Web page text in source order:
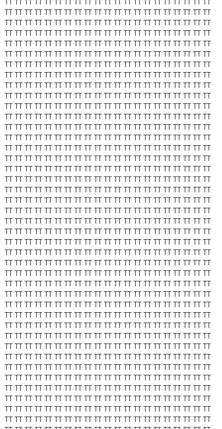
TT TT TT TT TT TT TT TT TT TT TT TT TT TT TT TT TT TT TT TT TT
TT TT TT TT TT TT TT TT TT TT TT TT TT TT TT TT TT TT TT TT TT
TT TT TT TT TT TT TT TT TT TT TT TT TT TT TT TT TT TT TT TT TT
TT TT TT TT TT TT TT TT TT TT TT TT TT TT TT TT TT TT TT TT TT
TT TT TT TT TT TT TT TT TT TT TT TT TT TT TT TT TT TT TT TT TT
TT TT TT TT TT TT TT TT TT TT TT TT TT TT TT TT TT TT TT TT TT
TT TT TT TT TT TT TT TT TT TT TT TT TT TT TT TT TT TT TT TT TT
TT TT TT TT TT TT TT TT TT TT TT TT TT TT TT TT TT TT TT TT TT
TT TT TT TT TT TT TT TT TT TT TT TT TT TT TT TT TT TT TT TT TT
TT TT TT TT TT TT TT TT TT TT TT TT TT TT TT TT TT TT TT TT TT
TT TT TT TT TT TT TT TT TT TT TT TT TT TT TT TT TT TT TT TT TT
TT TT TT TT TT TT TT TT TT TT TT TT TT TT TT TT TT TT TT TT TT
TT TT TT TT TT TT TT TT TT TT TT TT TT TT TT TT TT TT TT TT TT
TT TT TT TT TT TT TT TT TT TT TT TT TT TT TT TT TT TT TT TT TT
TT TT TT TT TT TT TT TT TT TT TT TT TT TT TT TT TT TT TT TT TT
TT TT TT TT TT TT TT TT TT TT TT TT TT TT TT TT TT TT TT TT TT
TT TT TT TT TT TT TT TT TT TT TT TT TT TT TT TT TT TT TT TT TT
TT TT TT TT TT TT TT TT TT TT TT TT TT TT TT TT TT TT TT TT TT
TT TT TT TT TT TT TT TT TT TT TT TT TT TT TT TT TT TT TT TT TT
TT TT TT TT TT TT TT TT TT TT TT TT TT TT TT TT TT TT TT TT TT
TT TT TT TT TT TT TT TT TT TT TT TT TT TT TT TT TT TT TT TT TT
TT TT TT TT TT TT TT TT TT TT TT TT TT TT TT TT TT TT TT TT TT
TT TT TT TT TT TT TT TT TT TT TT TT TT TT TT TT TT TT TT TT TT
TT TT TT TT TT TT TT TT TT TT TT TT TT TT TT TT TT TT TT TT TT
TT TT TT TT TT TT TT TT TT TT TT TT TT TT TT TT TT TT TT TT TT
TT TT TT TT TT TT TT TT TT TT TT TT TT TT TT TT TT TT TT TT TT
TT TT TT TT TT TT TT TT TT TT TT TT TT TT TT TT TT TT TT TT TT
TT TT TT TT TT TT TT TT TT TT TT TT TT TT TT TT TT TT TT TT TT
TT TT TT TT TT TT TT TT TT TT TT TT TT TT TT TT TT TT TT TT TT
TT TT TT TT TT TT TT TT TT TT TT TT TT TT TT TT TT TT TT TT TT
TT TT TT TT TT TT TT TT TT TT TT TT TT TT TT TT TT TT TT TT TT
TT TT TT TT TT TT TT TT TT TT TT TT TT TT TT TT TT TT TT TT TT
TT TT TT TT TT TT TT TT TT TT TT TT TT TT TT TT TT TT TT TT TT
TT TT TT TT TT TT TT TT TT TT TT TT TT TT TT TT TT TT TT TT TT
TT TT TT TT TT TT TT TT TT TT TT TT TT TT TT TT TT TT TT TT TT
TT TT TT TT TT TT TT TT TT TT TT TT TT TT TT TT TT TT TT TT TT
TT TT TT TT TT TT TT TT TT TT TT TT TT TT TT TT TT TT TT TT TT
TT TT TT TT TT TT TT TT TT TT TT TT TT TT TT TT TT TT TT TT TT
TT TT TT TT TT TT TT TT TT TT TT TT TT TT TT TT TT TT TT TT TT
TT TT TT TT TT TT TT TT TT TT TT TT TT TT TT TT TT TT TT TT TT
TT TT TT TT TT TT TT TT TT TT TT TT TT TT TT TT TT TT TT TT TT